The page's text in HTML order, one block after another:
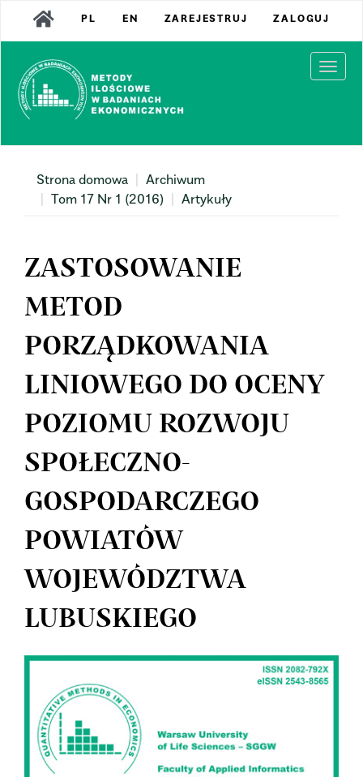
Main
Navigation
Content
Sidebar
PL EN ZAREJESTRUJ ZALOGUJ
Strona domowa
Archiwum
Tom 17 Nr 1 (2016)
Artykuły
ZASTOSOWANIE
METOD
PORZĄDKOWANIA
LINIOWEGO DO OCENY
POZIOMU ROZWOJU
SPOŁECZNO-
GOSPODARCZEGO
POWIATÓW
WOJEWÓDZTWA
LUBUSKIEGO
Sidebar